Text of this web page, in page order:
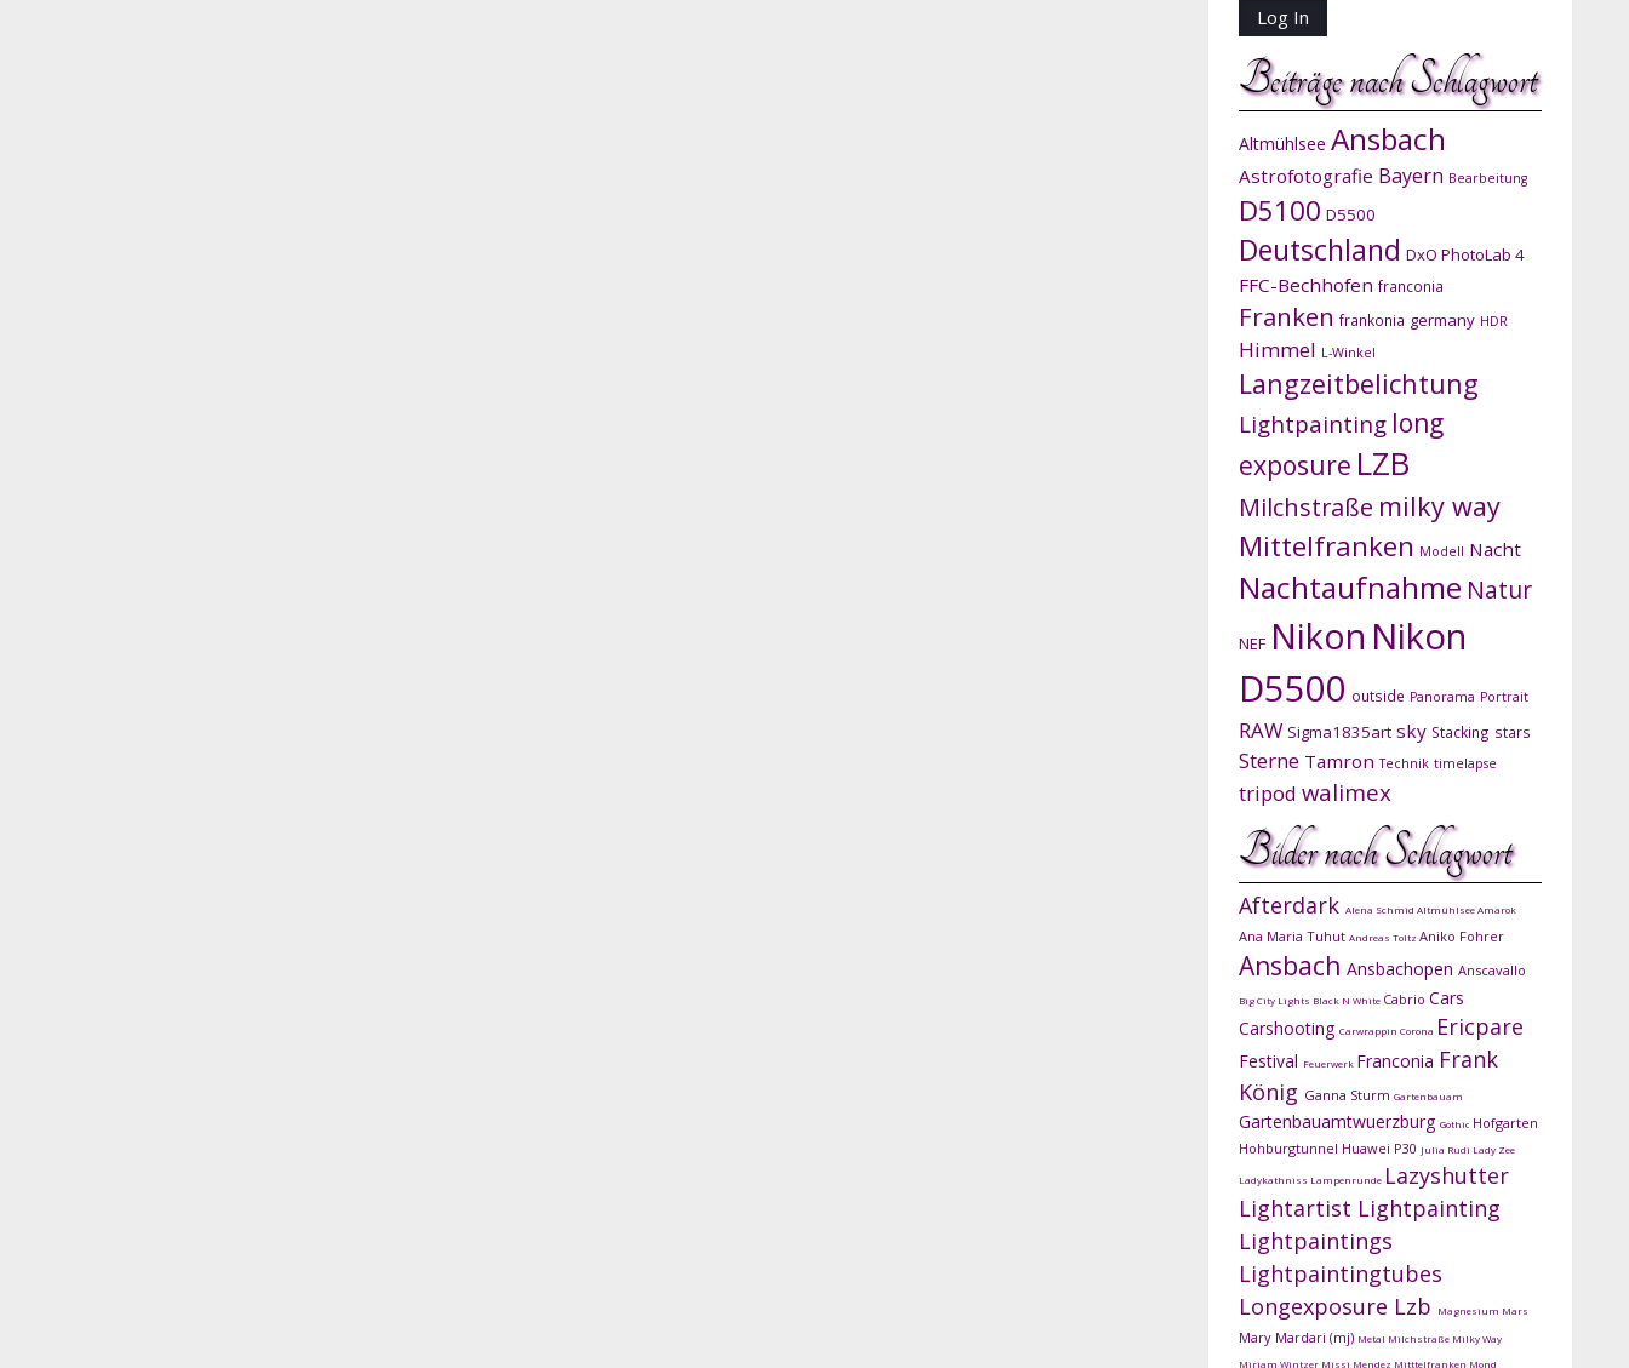
Beiträge nach Schlagwort
Altmühlsee Ansbach
Astrofotografie Bayern Bearbeitung
D5100 D5500
Deutschland DxO PhotoLab 4
FFC-Bechhofen franconia
Franken frankonia germany HDR
Himmel L-Winkel
Langzeitbelichtung
Lightpainting long
exposure LZB
Milchstraße milky way
Mittelfranken Modell Nacht
Nachtaufnahme Natur
NEF Nikon Nikon
D5500 outside Panorama Portrait
RAW Sigma1835art sky Stacking stars
Sterne Tamron Technik timelapse
tripod walimex
Bilder nach Schlagwort
Afterdark Alena Schmid AltmühlseeAmarok
Ana Maria Tuhut Andreas Toltz Aniko Fohrer
Ansbach Ansbachopen Anscavallo
Big City Lights Black N White Cabrio Cars
Carshooting Carwrappin Corona Ericpare
Festival Feuerwerk Franconia Frank
König Ganna Sturm Gartenbauam
Gartenbauamtwuerzburg Gothic Hofgarten
Hohburgtunnel Huawei P30 Julia Rudi Lady Zee
Ladykathniss Lampenrunde Lazyshutter
Lightartist Lightpainting
Lightpaintings
Lightpaintingtubes
Longexposure Lzb Magnesium Mars
Mary Mardari (mj) Metal Milchstraße Milky Way
Mirjam Wintzer Missi Mendez Mitttelfranken Mond